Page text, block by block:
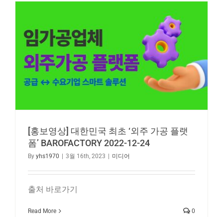
[홍보영상] 대한민국 최초 ‘외주 가공 플랫
폼’ BAROFACTORY 2022-12-24
By yhs1970 3월 16th, 2023 미디어
출처 바로가기
Read More 0